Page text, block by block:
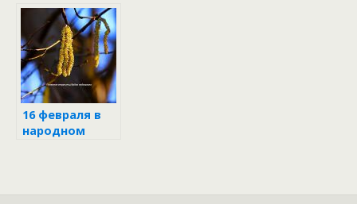
(Жуколы)
16 февраля в
народном